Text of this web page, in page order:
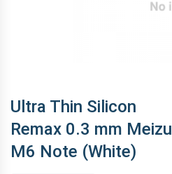
Ultra Thin Silicon
Remax 0.3 mm Meizu
M6 Note (White)